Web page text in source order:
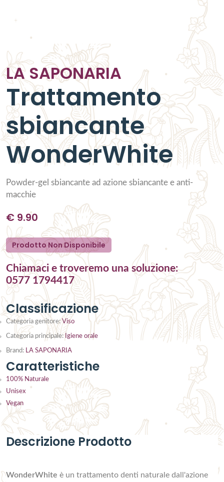
LA SAPONARIA
Trattamento
sbiancante
WonderWhite
Powder-gel sbiancante ad azione sbiancante e anti-
macchie
€ 9.90
Prodotto Non Disponibile
Chiamaci e troveremo una soluzione:
0577 1794417
Classificazione
Categoria genitore: Viso
Categoria principale: Igiene orale
Brand: LA SAPONARIA
Caratteristiche
100% Naturale
Unisex
Vegan
Descrizione Prodotto
WonderWhite è un trattamento denti naturale dall'azione